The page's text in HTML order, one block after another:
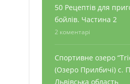
50 Рецептів для
бойлів. Частина 2
2 коментарі
Спортивне озеро
(Озеро Прилбичі) с.
Львівська область